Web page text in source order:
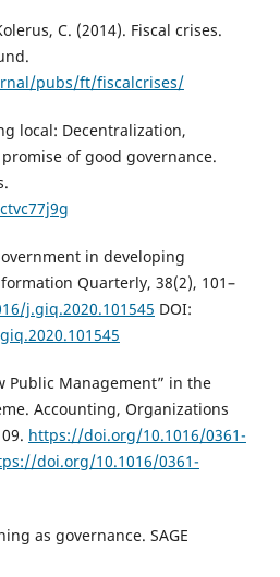
C. (2014). Fiscal crises.
pubs/ft/fiscalcrises/
local: Decentralization,
of good governance.
in developing
Quarterly, 38(2), 101–
j.giq.2020.101545 DOI:
Public Management” in the
Accounting, Organizations
https://doi.org/10.1016/0361-
doi.org/10.1016/0361-
as governance. SAGE